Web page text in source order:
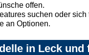
offen.
suchen oder
an Optionen.
in Leck